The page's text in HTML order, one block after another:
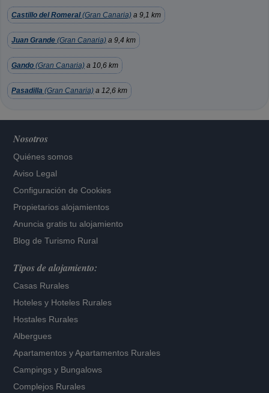
Castillo del Romeral(Gran Canaria) a 9,1 km
Juan Grande (Gran Canaria) a 9,4 km
Gando (Gran Canaria) a 10,6 km
Pasadilla (Gran Canaria) a 12,6 km
Nosotros
Quiénes somos
Aviso Legal
Configuración de Cookies
Propietarios alojamientos
Anuncia gratis tu alojamiento
Blog de Turismo Rural
Tipos de alojamiento:
Casas Rurales
Hoteles y Hoteles Rurales
Hostales Rurales
Albergues
Apartamentos yApartamentos Rurales
Campings y Bungalows
Complejos Rurales